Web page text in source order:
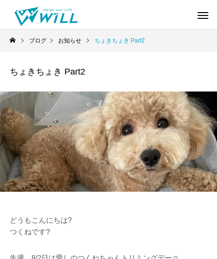
ブログ お知らせ ちょきちょき Part2
ちょきちょき Part2
どうもこんにちは?
つくねです?